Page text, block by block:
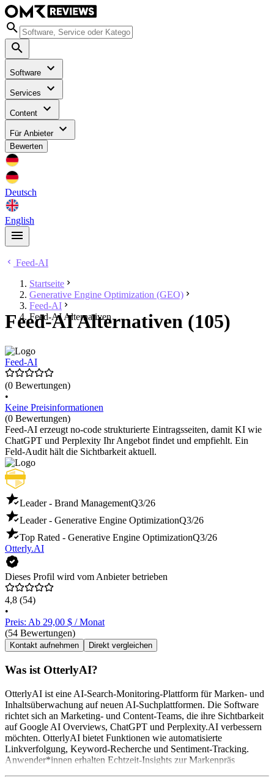
Software
Services
Content
Für Anbieter
Bewerten
Deutsch
English
Feed-AI
Startseite
Generative Engine Optimization (GEO)
Feed-AI
Feed-AI Alternativen
Feed-AI Alternativen (105)
Feed-AI
(0 Bewertungen)
•
Keine Preisinformationen
(0 Bewertungen)
Feed-AI erzeugt no-code strukturierte Eintragsseiten, damit KI wie
ChatGPT und Perplexity Ihr Angebot findet und empfiehlt. Ein
Feld-Audit hält die Sichtbarkeit aktuell.
Leader - Brand ManagementQ3/26
Leader - Generative Engine OptimizationQ3/26
Top Rated - Generative Engine OptimizationQ3/26
Otterly.AI
Dieses Profil wird vom Anbieter betrieben
4,8 (54)
•
Preis: Ab 29,00 $ / Monat
(54 Bewertungen)
Kontakt aufnehmen Direkt vergleichen
Was ist OtterlyAI?
OtterlyAI ist eine AI-Search-Monitoring-Plattform für Marken- und
Inhaltsüberwachung auf neuen AI-Suchplattformen. Die Software
richtet sich an Marketing- und Content-Teams, die ihre Sichtbarkeit
auf Google AI Overviews, ChatGPT und Perplexity.AI verbessern
möchten. OtterlyAI bietet Funktionen wie automatisierte
Linkverfolgung, Keyword-Recherche und Sentiment-Tracking.
Anwender*innen erhalten Echtzeit-Insights zur Markenpräs